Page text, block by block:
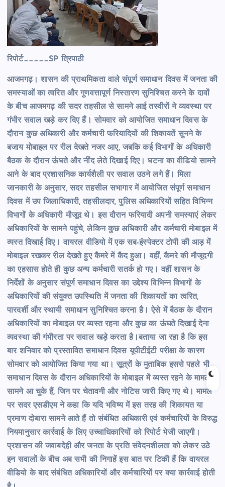
रिपोर्ट_____SP त्रिपाठी
आजमगढ़। शासन की प्राथमिकता वाले संपूर्ण समाधान दिवस में जनता की
समस्याओं का त्वरित और गुणवत्तापूर्ण निस्तारण सुनिश्चित करने के दावों
के बीच आजमगढ़ की सदर तहसील से सामने आई तस्वीरों ने व्यवस्था पर
गंभीर सवाल खड़े कर दिए हैं। सोमवार को आयोजित समाधान दिवस के
दौरान कुछ अधिकारी और कर्मचारी फरियादियों की शिकायतें सुनने के
बजाय मोबाइल पर रील देखते नजर आए, जबकि कई विभागों के अधिकारी
बैठक के दौरान ऊंघते और नींद लेते दिखाई दिए। घटना का वीडियो सामने
आने के बाद प्रशासनिक कार्यशैली पर सवाल उठने लगे हैं। मिला
जानकारी के अनुसार, सदर तहसील सभागार में आयोजित संपूर्ण समाधान
दिवस में उप जिलाधिकारी, तहसीलदार, पुलिस अधिकारियों सहित विभिन्न
विभागों के अधिकारी मौजूद थे। इस दौरान फरियादी अपनी समस्याएं लेकर
अधिकारियों के सामने पहुंचे, लेकिन कुछ अधिकारी और कर्मचारी मोबाइल में
व्यस्त दिखाई दिए। वायरल वीडियो में एक सब-इंस्पेक्टर टोपी की आड़ में
मोबाइल रखकर रील देखते हुए कैमरे में कैद हुआ। वहीं, कैमरे की मौजूदगी
का एहसास होते ही कुछ अन्य कर्मचारी सतर्क हो गए। वहींशासन के
निर्देशों के अनुसार संपूर्ण समाधान दिवस का उद्देश्य विभिन्न विभागों के
अधिकारियों की संयुक्त उपस्थिति में जनता की शिकायतों का त्वरित,
पारदर्शी और स्थायी समाधान सुनिश्चित करना है। ऐसे में बैठक के दौरान
अधिकारियों का मोबाइल पर व्यस्त रहना और कुछ का ऊंघते दिखाई देना
व्यवस्था की गंभीरता पर सवाल खड़े करता है।बताया जा रहा है कि इस
बार शनिवार को प्रस्तावित समाधान दिवस यूपीटीईटी परीक्षा के कारण
सोमवार को आयोजित किया गया था। सूत्रों के मुताबिक इससे पहले भी
समाधान दिवस के दौरान अधिकारियों के मोबाइल में व्यस्त रहने के मामले
सामने आ चुके हैं, जिन पर चेतावनी और नोटिस जारी किए गए थे। मामले
पर सदर एसडीएम ने कहा कि यदि भविष्य में इस तरह की शिकायत या
प्रमाण दोबारा सामने आते हैं तो संबंधित अधिकारी एवं कर्मचारियों के विरुद्ध
नियमानुसार कार्रवाई के लिए उच्चाधिकारियों को रिपोर्ट भेजी जाएगी।
प्रशासन की जवाबदेही और जनता के प्रति संवेदनशीलता को लेकर उठे
इन सवालों के बीच अब सभी की निगाहें इस बात पर टिकी हैं कि वायरल
वीडियो के बाद संबंधित अधिकारियों और कर्मचारियों पर क्या कार्रवाई होती